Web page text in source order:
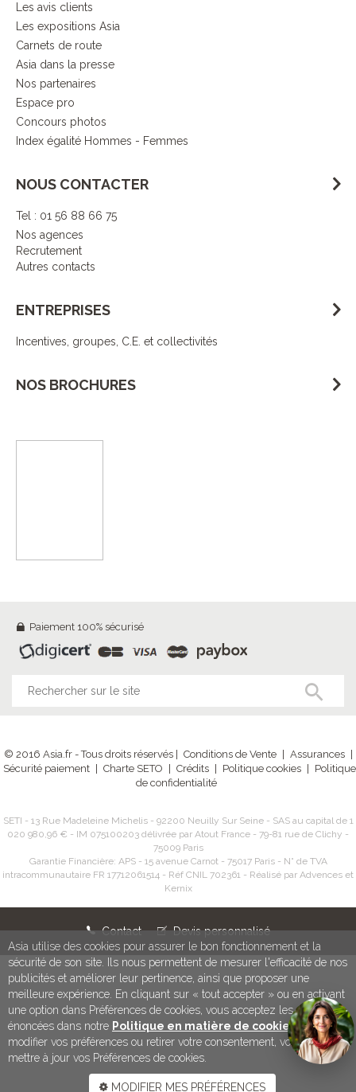
Les avis clients
Les expositions Asia
Carnets de route
Asia dans la presse
Nos partenaires
Espace pro
Concours photos
Index égalité Hommes - Femmes
NOUS CONTACTER
Tel : 01 56 88 66 75
Nos agences
Recrutement
Autres contacts
ENTREPRISES
Incentives, groupes, C.E. et collectivités
NOS BROCHURES
Paiement 100% sécurisé
© 2016 Asia.fr - Tous droits réservés | Conditions de Vente Assurances
Sécurité paiement
Charte SETO Crédits Politique cookies
Politique
de confidentialité
SETI - 13 Rue Madeleine Michelis - 92200 Neuilly Sur Seine - SAS au capital de 1
020 980,96 € - IM 075100203 délivrée par Atout France - 79-81 rue de Clichy -
75009 Paris
Garantie Financière: APS - 15 avenue Carnot - 75017 Paris - N° de TVA
intracommunautaire FR 17712061514 - Réf CNIL 702361 - Réalisé par Advences et
Kernix
Contact
Devis personnalisé
Asia utilise des cookies pour assurer le bon fonctionnement et la
sécurité de son site. Ils nous permettent de mesurer l'efficacité de nos
publicités et améliorer leur pertinence, ainsi que proposer une
meilleure expérience. En cliquant sur « tout accepter » ou en activant
une option dans Préférences de cookies, vous acceptez les conditions
énoncées dans notre Politique en matière de cookies. Pour
modifier vos préférences ou retirer votre consentement, vous devez
mettre à jour vos Préférences de cookies.
MODIFIER MES PRÉFÉRENCES